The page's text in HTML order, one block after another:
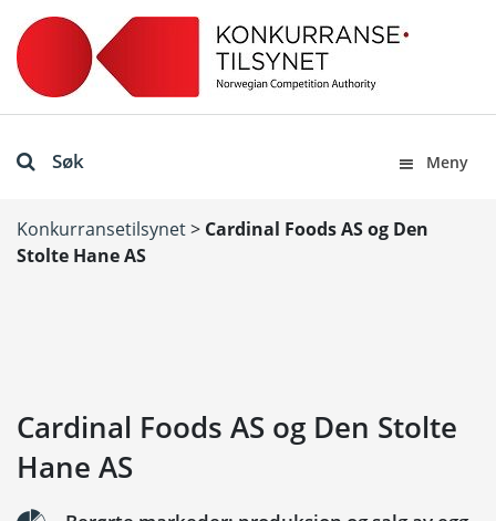
Søk Meny
Konkurransetilsynet> Cardinal Foods AS og Den
Stolte Hane AS
Cardinal Foods AS og Den Stolte
Hane AS